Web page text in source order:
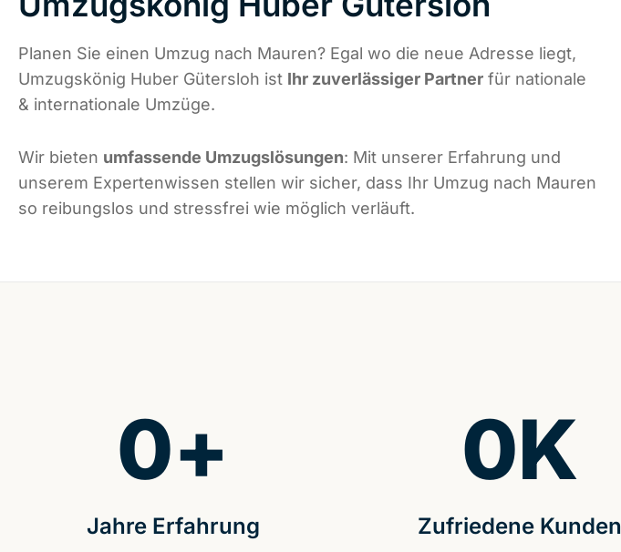
Planen Sie einen Umzug nach Mauren? Egal wo die neue Adresse liegt,
Umzugskönig Huber Gütersloh ist Ihr zuverlässiger Partner für nationale
& internationale Umzüge.
Wir bieten umfassende Umzugslösungen: Mit unserer Erfahrung und
unserem Expertenwissen stellen wir sicher, dass Ihr Umzug nach Mauren
so reibungslos und stressfrei wie möglich verläuft.
Jahre Erfahrung
0+
Zufriedene Kunden
0K